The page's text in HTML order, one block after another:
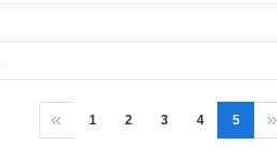
1 2 3 4 5